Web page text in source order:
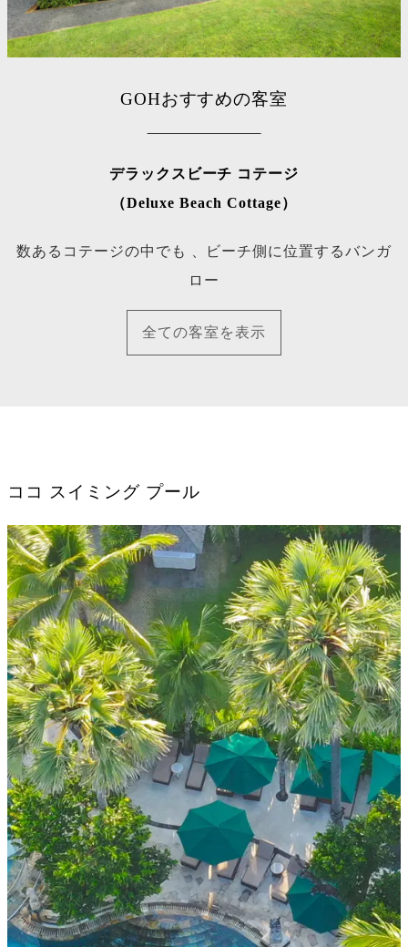
GOHおすすめの客室
デラックスビーチ コテージ
（Deluxe Beach Cottage）
数あるコテージの中でも 、ビーチ側に位置するバンガ
ロー
全ての客室を表示
ココ スイミング プール